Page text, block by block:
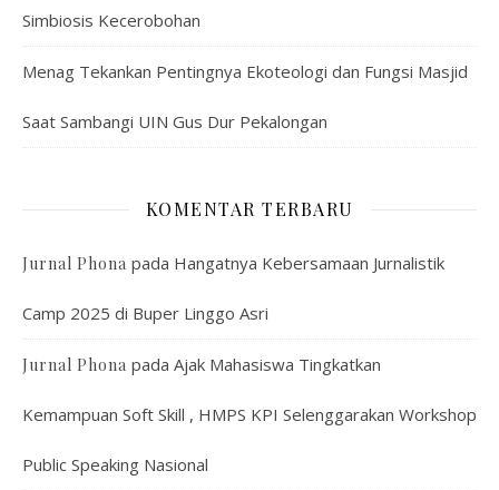
Simbiosis Kecerobohan
Menag Tekankan Pentingnya Ekoteologi dan Fungsi Masjid
Saat Sambangi UIN Gus Dur Pekalongan
KOMENTAR TERBARU
Jurnal Phona pada Hangatnya Kebersamaan Jurnalistik
Camp 2025 di Buper Linggo Asri
Jurnal Phona pada Ajak Mahasiswa Tingkatkan
Kemampuan Soft Skill , HMPS KPI Selenggarakan Workshop
Public Speaking Nasional